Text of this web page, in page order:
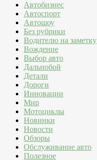
Автобизнес
Автоспорт
Автошоу
Без рубрики
Водителю на заметку
Вождение
Выбор авто
Дальнобой
Детали
Дороги
Инновации
Мир
Мотоциклы
Новинки
Новости
Обзоры
Обслуживание авто
Полезное